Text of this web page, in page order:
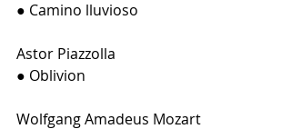
● Camino lluvioso
Astor Piazzolla
● Oblivion
Wolfgang Amadeus Mozart